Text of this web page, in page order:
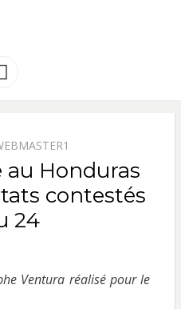
AMERIQUE
Menu
Honduras
contestés
24
Ventura réalisé pour le